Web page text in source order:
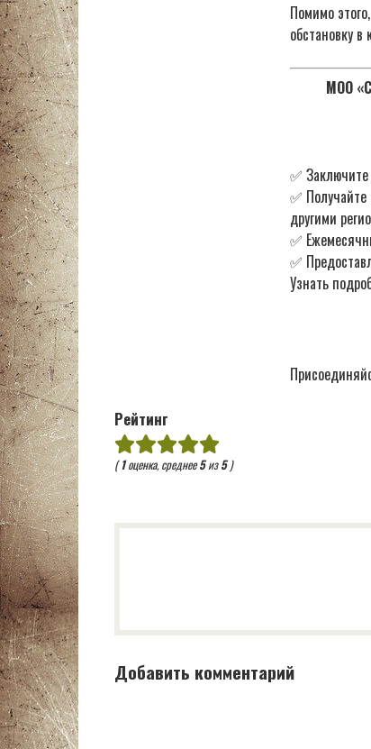
Помимо
обстановку
МОО
✅
✅
другими
✅
✅
Узнать
Рейтинг
(1оценка, среднее5из5)
Добавить комментарий